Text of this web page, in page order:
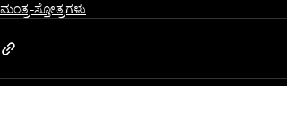
ಮಂತ್ರ-ಸ್ತೋತ್ರಗಳು